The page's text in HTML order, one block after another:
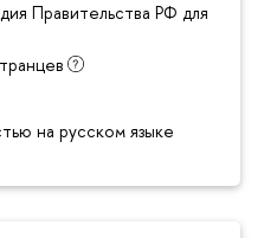
Правительства РФ для
на русском языке